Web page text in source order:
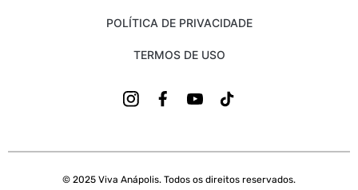
POLÍTICA DE PRIVACIDADE
TERMOS DE USO
© 2025 Viva Anápolis. Todos os direitos reservados.